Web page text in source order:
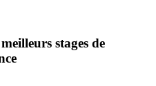
stages de